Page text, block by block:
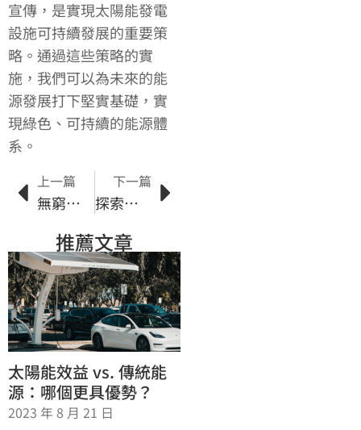
宣傳，是實現太陽能發電
設施可持續發展的重要策
略。通過這些策略的實
施，我們可以為未來的能
源發展打下堅實基礎，實
現綠色、可持續的能源體
系。
上一篇
無窮的綠色能源：太陽能儲能系統的未來前景
下一篇
探索太陽能綠色科技的創新應用與成果分享
推薦文章
太陽能效益 vs. 傳統能
源：哪個更具優勢？
2023 年 8 月 21 日